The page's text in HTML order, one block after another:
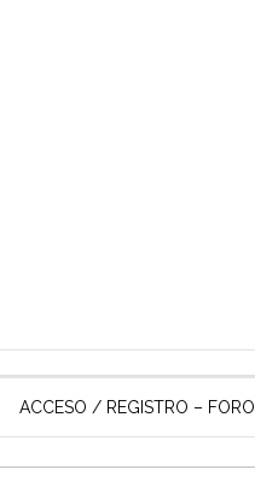
ACCESO / REGISTRO – FORO